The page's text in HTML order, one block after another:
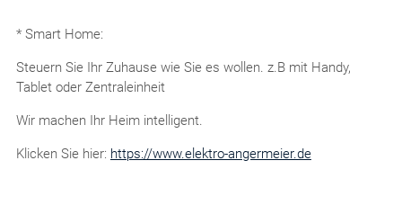
* Smart Home:
Steuern Sie Ihr Zuhause wie Sie es wollen. z.B mit Handy,
Tablet oder Zentraleinheit
Wir machen Ihr Heim intelligent.
Klicken Sie hier: https://www.elektro-angermeier.de